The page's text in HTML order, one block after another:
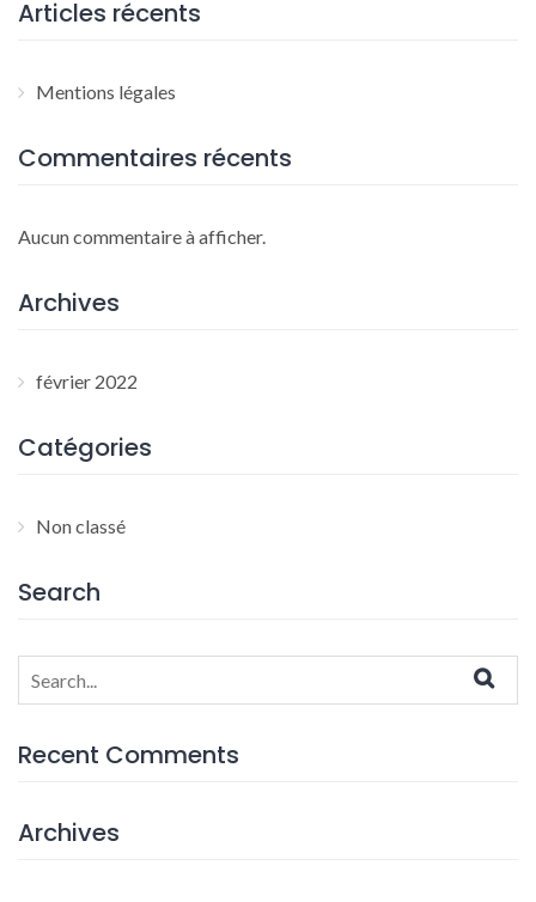
Articles récents
Mentions légales
Commentaires récents
Aucun commentaire à afficher.
Archives
février 2022
Catégories
Non classé
Search
for:
Recent Comments
Archives